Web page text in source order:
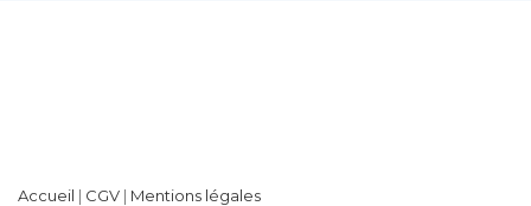
Accueil | CGV | Mentions légales